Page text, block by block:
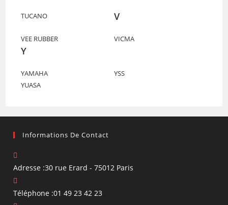
TUCANO V
VEE RUBBER VICMA
Y
YAMAHA
YSS
YUASA
Informations De Contact
Adresse :30 rue Erard - 75012 Paris
Téléphone :01 49 23 42 23